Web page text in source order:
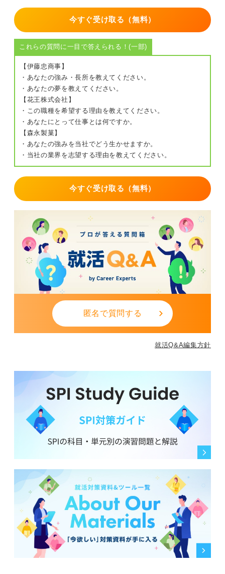
・再現性の有無：「同じ理由でまた辞めないか？」
・価値観の一致度：「この会社の環境と本人の希望が合
うか？」
・前向きさ・成長意欲：「不満をどう捉え、次にどう活
かそうとしているか？」
・人柄：「愚痴っぽい人か、建設的に考える人か？」
1
今すぐ受け取る（無料）
これらの質問に一目で答えられる！(一部)
【伊藤忠商事】
・あなたの強み・長所を教えてください。
・あなたの夢を教えてください。
【花王株式会社】
・この職種を希望する理由を教えてください。
・あなたにとって仕事とは何ですか。
【森永製菓】
・あなたの強みを当社でどう生かせますか。
・当社の業界を志望する理由を教えてください。
今すぐ受け取る（無料）
匿名で質問する
就活Q&A編集方針